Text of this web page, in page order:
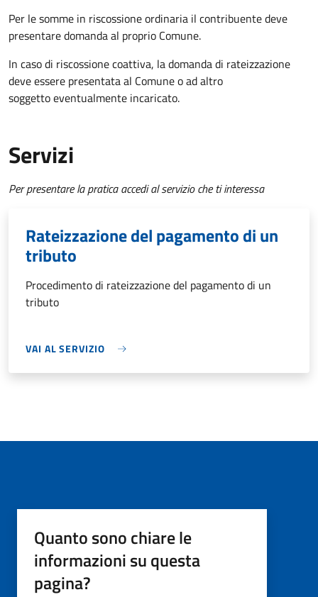
Per le somme in riscossione ordinaria il contribuente deve
presentare domanda al proprio Comune.
In caso di riscossione coattiva, la domanda di rateizzazione
deve essere presentata al Comune o ad altro
soggetto eventualmente incaricato.
Servizi
Per presentare la pratica accedi al servizio che ti interessa
Rateizzazione del pagamento di un
tributo
Procedimento di rateizzazione del pagamento di un
tributo
VAI AL SERVIZIO
Quanto sono chiare le
informazioni su questa
pagina?